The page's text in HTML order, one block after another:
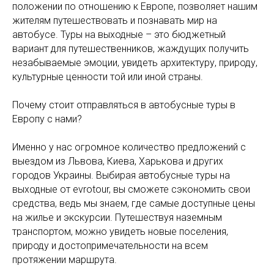
положении по отношению к Европе, позволяет нашим
жителям путешествовать и познавать мир на
автобусе. Туры на выходные – это бюджетный
вариант для путешественников, жаждущих получить
незабываемые эмоции, увидеть архитектуру, природу,
культурные ценности той или иной страны.
Почему стоит отправляться в автобусные туры в
Европу с нами?
Именно у нас огромное количество предложений с
выездом из Львова, Киева, Харькова и других
городов Украины. Выбирая автобусные туры на
выходные от evrotour, вы сможете сэкономить свои
средства, ведь мы знаем, где самые доступные цены
на жилье и экскурсии. Путешествуя наземным
транспортом, можно увидеть новые поселения,
природу и достопримечательности на всем
протяжении маршрута.